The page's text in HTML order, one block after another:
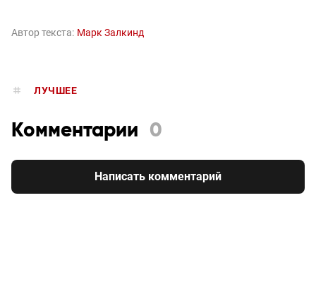
Автор текста: Марк Залкинд
ЛУЧШЕЕ
Комментарии 0
Написать комментарий